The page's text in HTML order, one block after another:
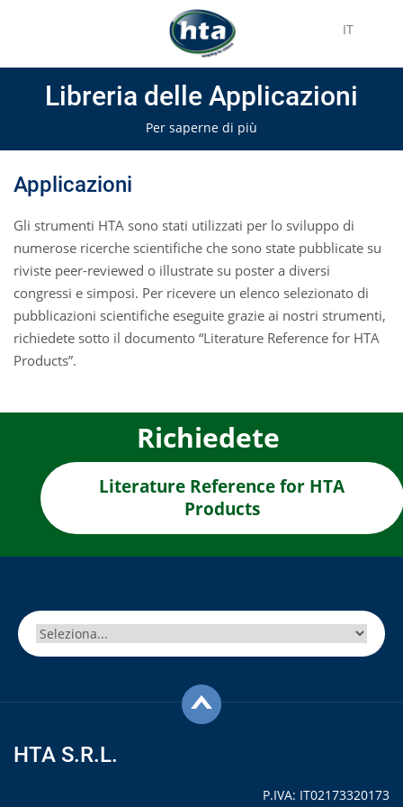
IT
Libreria delle Applicazioni
Per saperne di più
Applicazioni
Gli strumenti HTA sono stati utilizzati per lo sviluppo di
numerose ricerche scientifiche che sono state pubblicate su
riviste peer-reviewed o illustrate su poster a diversi
congressi e simposi. Per ricevere un elenco selezionato di
pubblicazioni scientifiche eseguite grazie ai nostri strumenti,
richiedete sotto il documento “Literature Reference for HTA
Products”.
Richiedete
Literature Reference for HTA
Products
HTA S.R.L.
P.IVA: IT02173320173